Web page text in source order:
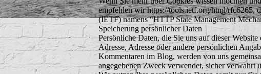
empfehlen wir https://tools.ietf.org/html/rfc6265,
(IETF) namens “HTTP State Management
Speicherung persönlicher Daten
Persönliche Daten, die Sie uns auf dieser
Adresse, Adresse oder andere persönlichen
Kommentaren im Blog, werden von uns
angegebenen Zweck verwendet, sicher verwahrt